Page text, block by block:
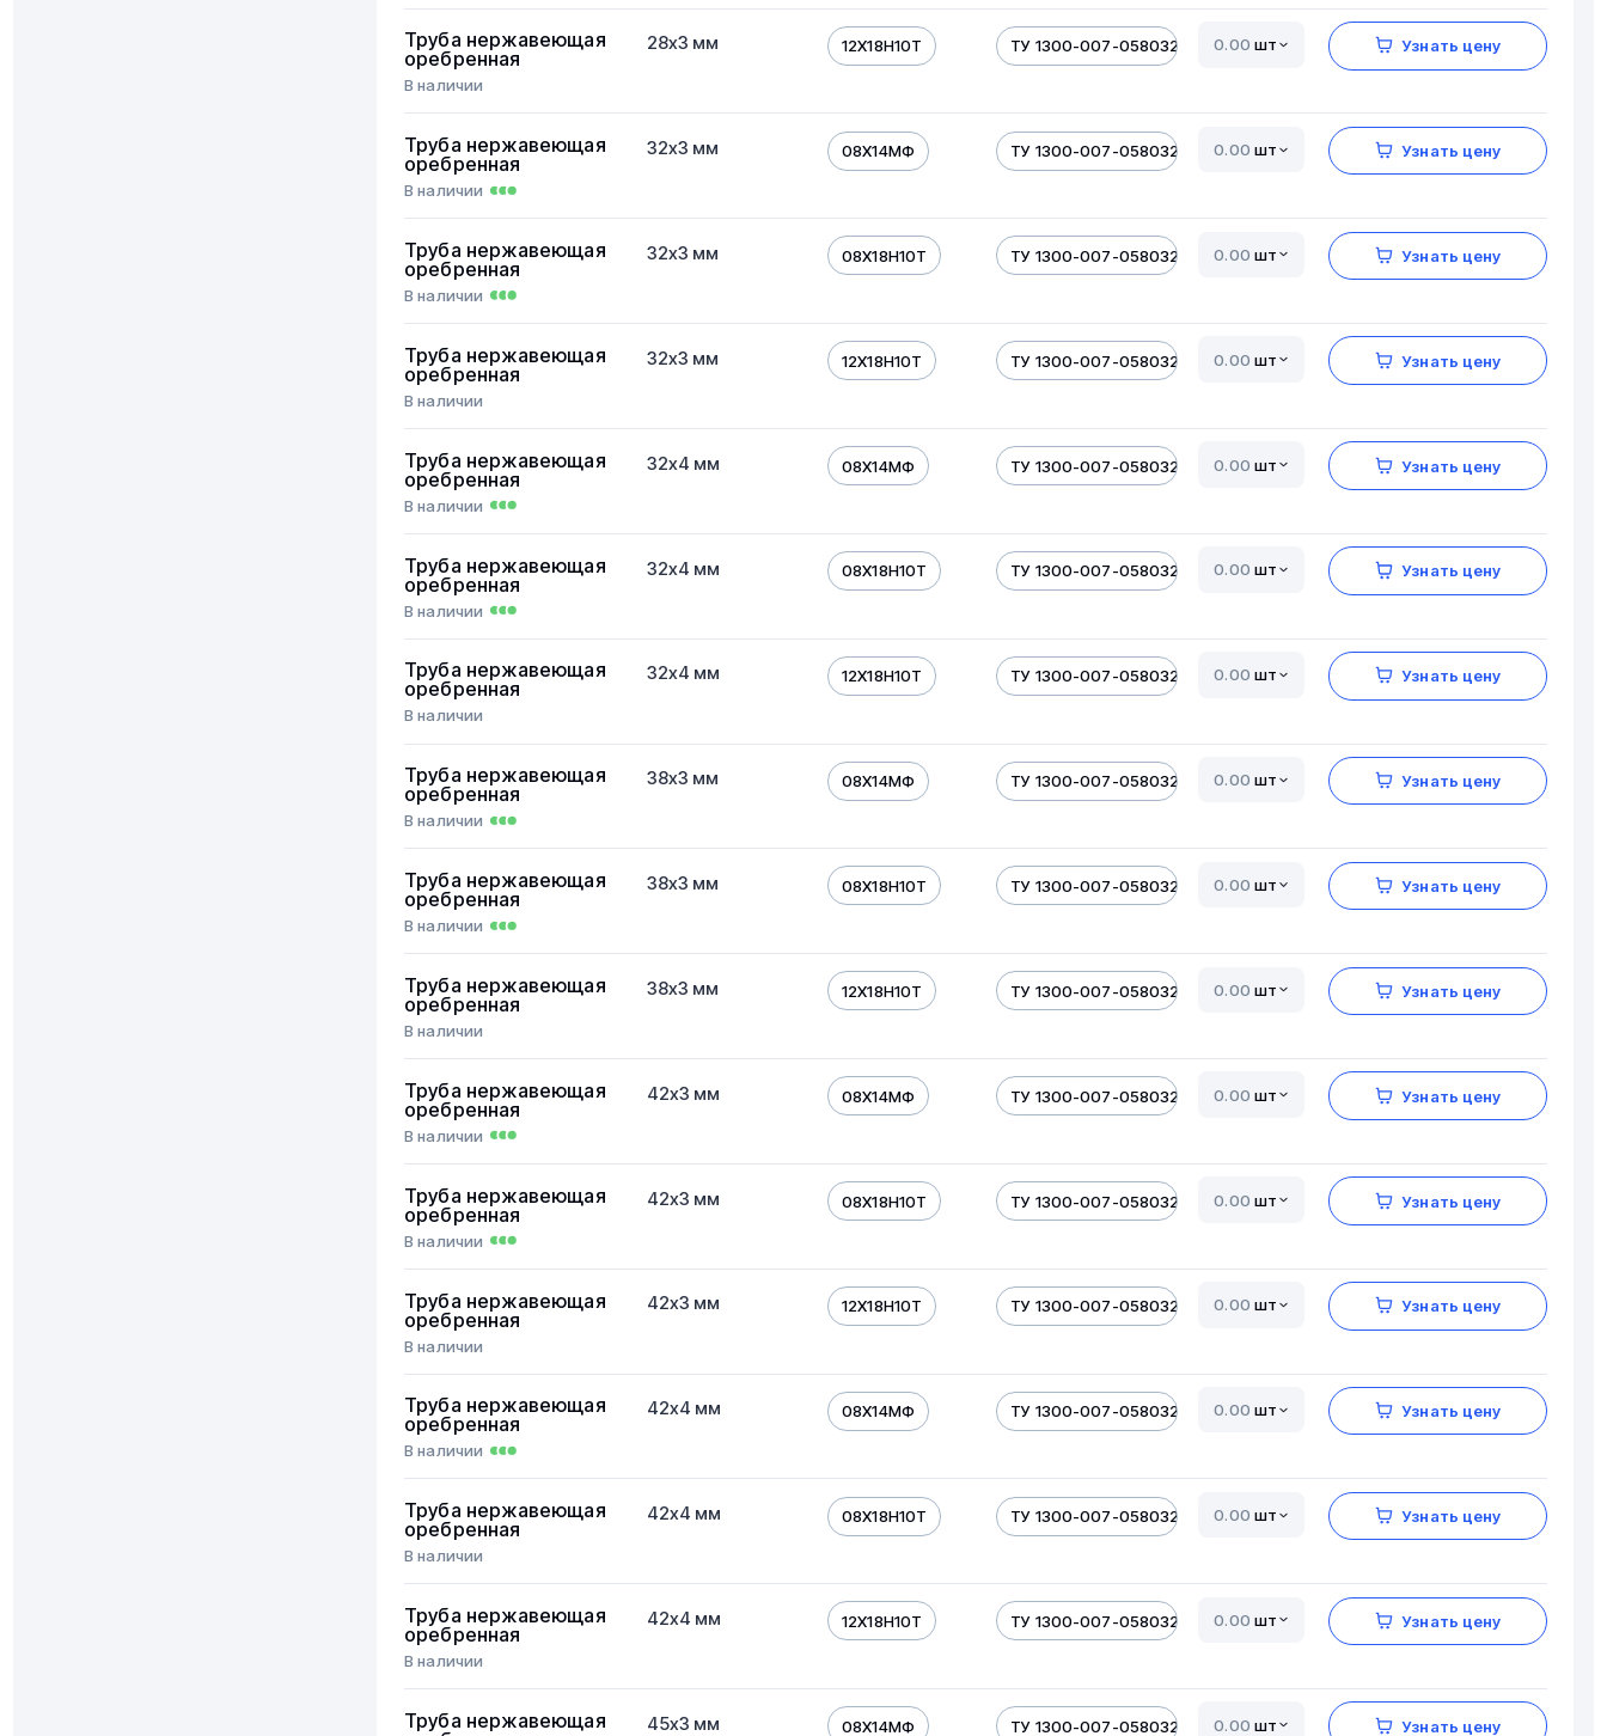
Труба нержавеющая
оребренная
В наличии
28х3 мм 12Х18Н10Т ТУ 1300-007-05803206-01 шт Узнать цену
Труба нержавеющая
оребренная
В наличии
32х3 мм 08Х14МФ ТУ 1300-007-05803206-01 шт Узнать цену
Труба нержавеющая
оребренная
В наличии
32х3 мм 08Х18Н10Т ТУ 1300-007-05803206-01 шт Узнать цену
Труба нержавеющая
оребренная
В наличии
32х3 мм 12Х18Н10Т ТУ 1300-007-05803206-01 шт Узнать цену
Труба нержавеющая
оребренная
В наличии
32х4 мм 08Х14МФ ТУ 1300-007-05803206-01 шт Узнать цену
Труба нержавеющая
оребренная
В наличии
32х4 мм 08Х18Н10Т ТУ 1300-007-05803206-01 шт Узнать цену
Труба нержавеющая
оребренная
В наличии
32х4 мм 12Х18Н10Т ТУ 1300-007-05803206-01 шт Узнать цену
Труба нержавеющая
оребренная
В наличии
38х3 мм 08Х14МФ ТУ 1300-007-05803206-01 шт Узнать цену
Труба нержавеющая
оребренная
В наличии
38х3 мм 08Х18Н10Т ТУ 1300-007-05803206-01 шт Узнать цену
Труба нержавеющая
оребренная
В наличии
38х3 мм 12Х18Н10Т ТУ 1300-007-05803206-01 шт Узнать цену
Труба нержавеющая
оребренная
В наличии
42х3 мм 08Х14МФ ТУ 1300-007-05803206-01 шт Узнать цену
Труба нержавеющая
оребренная
В наличии
42х3 мм 08Х18Н10Т ТУ 1300-007-05803206-01 шт Узнать цену
Труба нержавеющая
оребренная
В наличии
42х3 мм 12Х18Н10Т ТУ 1300-007-05803206-01 шт Узнать цену
Труба нержавеющая
оребренная
В наличии
42х4 мм 08Х14МФ ТУ 1300-007-05803206-01 шт Узнать цену
Труба нержавеющая
оребренная
В наличии
42х4 мм 08Х18Н10Т ТУ 1300-007-05803206-01 шт Узнать цену
Труба нержавеющая
оребренная
В наличии
42х4 мм 12Х18Н10Т ТУ 1300-007-05803206-01 шт Узнать цену
Труба нержавеющая
45х3 мм 08Х14МФ ТУ 1300-007-05803206-01 шт Узнать цену